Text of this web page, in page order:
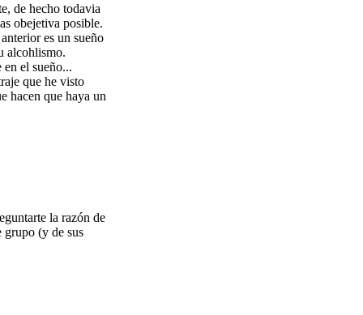
de hecho todavia
obejetiva posible.
es un sueño
alcohlismo.
en el sueño...
que he visto
hacen que haya un
la razón de
grupo (y de sus